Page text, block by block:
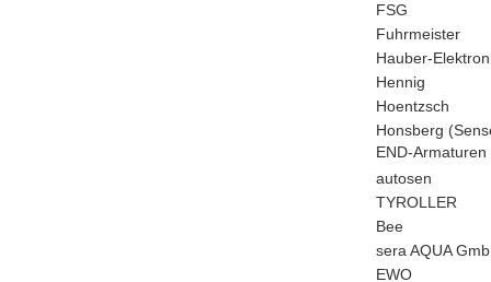
FSG
Fuhrmeister
Hauber-
Hennig
Hoentzsch
Honsberg
END-Armaturen
autosen
TYROLLER
Bee
sera AQUA
EWO